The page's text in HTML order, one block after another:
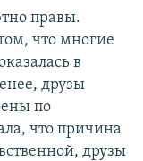
правы.
что многие
в
друзы
по
что причина
друзы